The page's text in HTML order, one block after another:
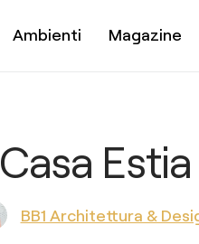
Ambienti Magazine
Casa Estia
BB1 Architettura &